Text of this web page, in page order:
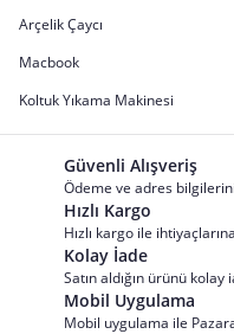
Arçelik Çaycı
Macbook
Koltuk Yıkama Makinesi
Güvenli Alışveriş
Ödeme ve adres
Hızlı Kargo
Hızlı kargo ile
Kolay İade
Satın aldığın ürünü
Mobil Uygulama
Mobil uygulama ile